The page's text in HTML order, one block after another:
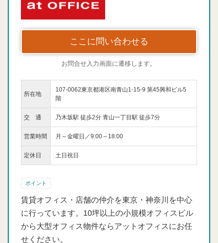
ここに問い合わせる
お問合せ入力画面に遷移します。
所在地
107-0062東京都港区南青山1-15-9 第45興和ビル5
階
交 通 乃木坂駅 徒歩2分 青山一丁目駅 徒歩7分
営業時間 月～金曜日／9:00～18:00
定休日 土日祝日
ポイント
賃貸オフィス・店舗の仲介を東京・神奈川を中心
に行っています。10坪以上の小規模オフィスビル
から大型オフィス物件ならアットオフィスにお任
せください。